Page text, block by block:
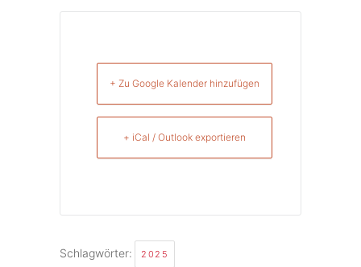
+ Zu Google Kalender hinzufügen
+ iCal / Outlook exportieren
Schlagwörter: 2025